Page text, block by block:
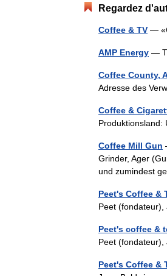
Regardez
Coffee & TV —
AMP Energy —
Coffee County,
Adresse des
Coffee &
Coffee Mill Gun
Grinder, Ager
und zumindest
Peet's Coffee &
Peet
Peet's coffee &
Peet
Peet's Coffee &